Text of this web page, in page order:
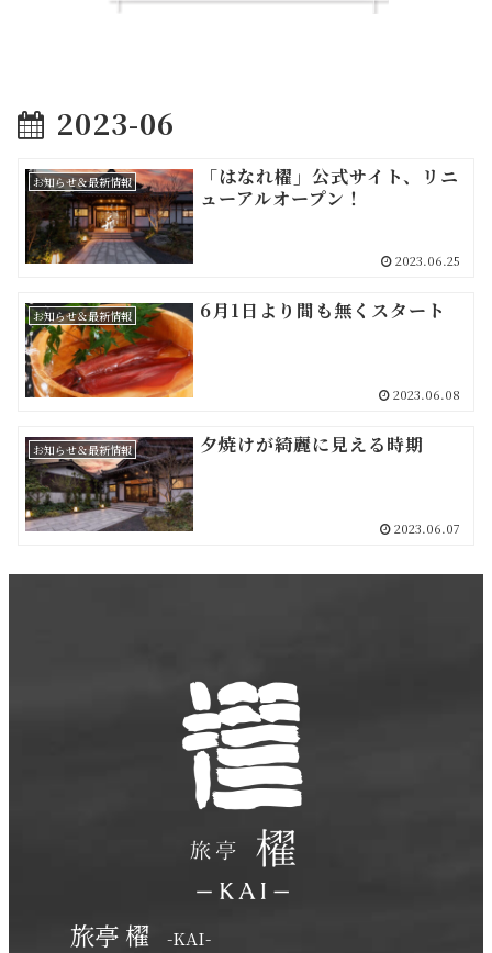
2023-06
お知らせ＆最新情報
「はなれ櫂」公式サイト、リニ
ューアルオープン！
2023.06.25
お知らせ＆最新情報 6月1日より間も無くスタート
2023.06.08
お知らせ＆最新情報 夕焼けが綺麗に見える時期
2023.06.07
旅亭 櫂 -KAI-